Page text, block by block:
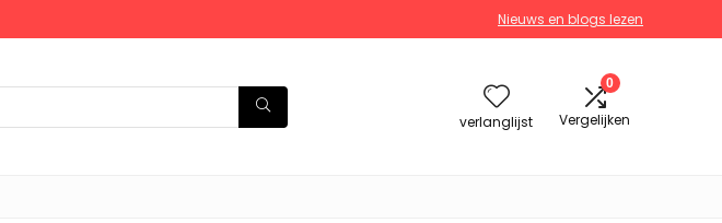
Nieuws en blogs lezen
verlanglijst
0
Vergelijken